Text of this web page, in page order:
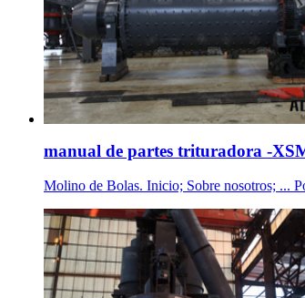
manual de partes trituradora -
Molino de Bolas. Inicio; Sobre nosotros; ...